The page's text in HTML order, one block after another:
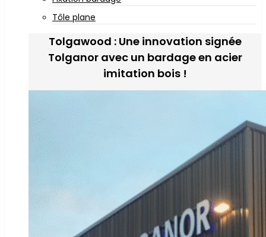
Tôle plane
Tolgawood : Une innovation signée
Tolganor avec un bardage en acier
imitation bois !